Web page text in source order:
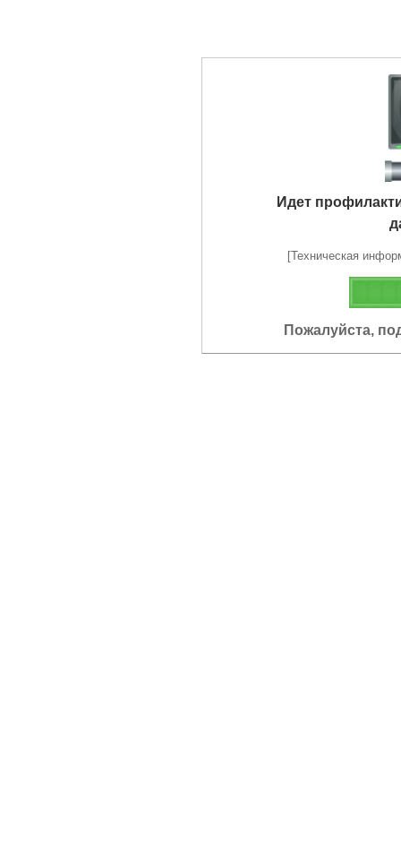
Идет
[Техническая
Пожалуйста,